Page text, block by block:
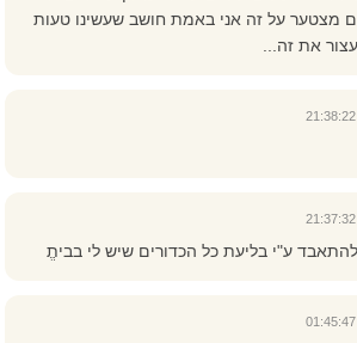
מצטער על זה אני באמת חושב שעשינו טעות
את זה...
להתאבד ע"י בליעת כל הכדורים שיש לי בביתֱ